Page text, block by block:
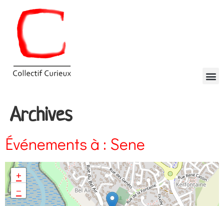
Archives
Événements à : Sene
+
−